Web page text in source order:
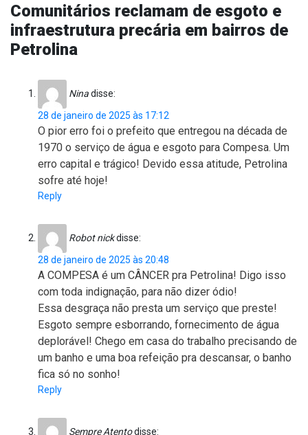
Comunitários reclamam de esgoto e
infraestrutura precária em bairros de
Petrolina
Ninadisse:
28 de janeiro de 2025 às 17:12
O pior erro foi o prefeito que entregou na década de
1970 o serviço de água e esgoto para Compesa. Um
erro capital e trágico! Devido essa atitude, Petrolina
sofre até hoje!
Reply
Robot nickdisse:
28 de janeiro de 2025 às 20:48
A COMPESA é um CÂNCER pra Petrolina! Digo isso
com toda indignação, para não dizer ódio!
Essa desgraça não presta um serviço que preste!
Esgoto sempre esborrando, fornecimento de água
deplorável! Chego em casa do trabalho precisando de
um banho e uma boa refeição pra descansar, o banho
fica só no sonho!
Reply
Sempre Atentodisse: